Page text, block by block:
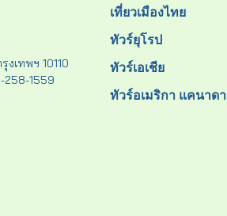
เทพฯ 10110
258-1559
เที่ยวเมืองไทย
ทัวร์ยุโรป
ทัวร์เอเชีย
ทัวร์อเมริกา แคนาดา